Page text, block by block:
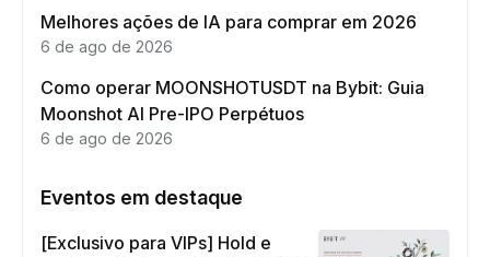
Melhores ações de IA para comprar em 2026
6 de ago de 2026
Como operar MOONSHOTUSDT na Bybit: Guia
Moonshot AI Pre-IPO Perpétuos
6 de ago de 2026
Eventos em destaque
[Exclusivo para VIPs] Hold e